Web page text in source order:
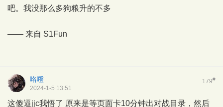
吧。我没那么多狗粮升的不多
—— 来自 S1Fun
179#
咯噔
2024-1-5 13:51
这傻逼jjc我悟了 原来是等页面卡10分钟出对战目录，然后